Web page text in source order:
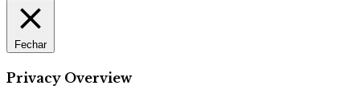
Fechar
Privacy Overview